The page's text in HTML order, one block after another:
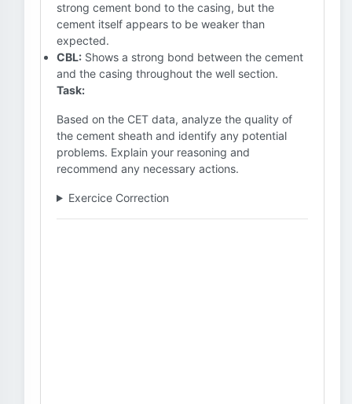
strong cement bond to the casing, but the
cement itself appears to be weaker than
expected.
CBL: Shows a strong bond between the cement
and the casing throughout the well section.
Task:
Based on the CET data, analyze the quality of
the cement sheath and identify any potential
problems. Explain your reasoning and
recommend any necessary actions.
Exercice Correction